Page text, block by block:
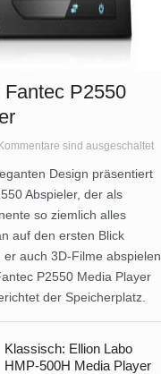
P2550
Kommentare sind ausgeschaltet
Design präsentiert
Abspieler, der als
so ziemlich alles
auf den ersten Blick
auch 3D-Filme abspielen.
P2550 Media Player
der Speicherplatz.
Klassisch: Ellion Labo
HMP-500H Media Player